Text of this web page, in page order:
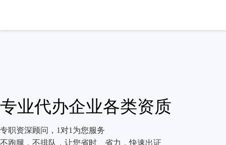
专业代办企业各类资质
专职资深顾问，1对1为您服务
不跑腿，不排队，让您省时、省力，快速出证